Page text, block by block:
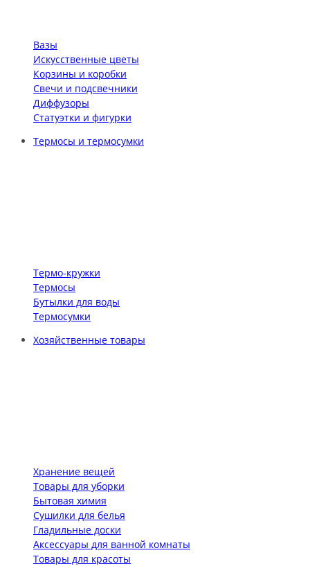
Вазы
Искусственные цветы
Корзины и коробки
Свечи и подсвечники
Диффузоры
Статуэтки и фигурки
Термосы и термосумки
Термо-кружки
Термосы
Бутылки для воды
Термосумки
Хозяйственные товары
Хранение вещей
Товары для уборки
Бытовая химия
Сушилки для белья
Гладильные доски
Аксессуары для ванной комнаты
Товары для красоты